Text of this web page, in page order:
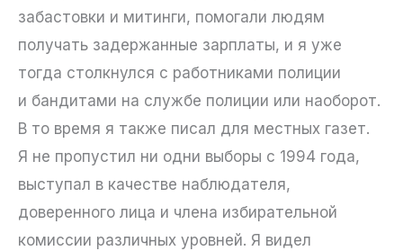
забастовки и митинги, помогали людям
получать задержанные зарплаты, и я уже
тогда столкнулся с работниками полиции
и бандитами на службе полиции или наоборот.
В то время я также писал для местных газет.
Я не пропустил ни одни выборы с 1994 года,
выступал в качестве наблюдателя,
доверенного лица и члена избирательной
комиссии различных уровней. Я видел